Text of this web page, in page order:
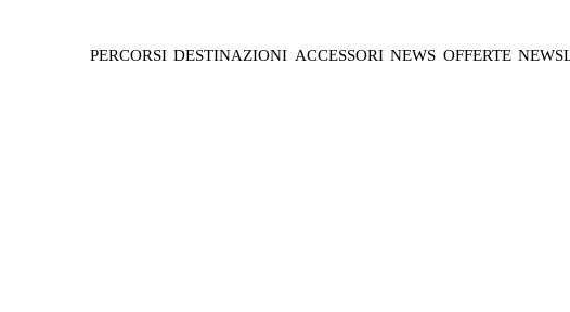
PERCORSI DESTINAZIONI ACCESSORI NEWS OFFERTE